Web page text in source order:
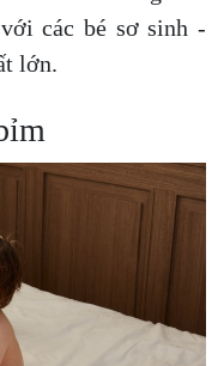
các bé sơ sinh -
lớn.